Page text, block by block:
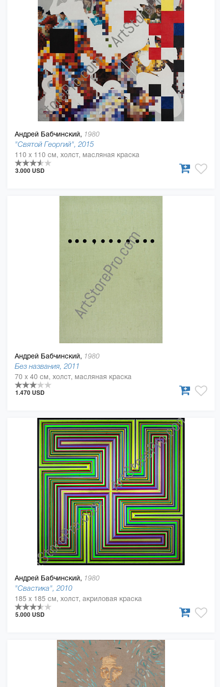
Андрей Бабчинский, 1980
"Святой Георгий", 2015
110 x 110 см, холст, масляная краска
3.000 USD
Андрей Бабчинский, 1980
Без названия, 2011
70 x 40 см, холст, масляная краска
1.470 USD
Андрей Бабчинский, 1980
"Свастика", 2010
185 x 185 см, холст, акриловая краска
5.000 USD